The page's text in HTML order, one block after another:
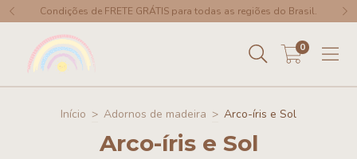
Condições de FRETE GRÁTIS para todas as regiões do Brasil.
0
Início > Adornos de madeira > Arco-íris e Sol
Arco-íris e Sol